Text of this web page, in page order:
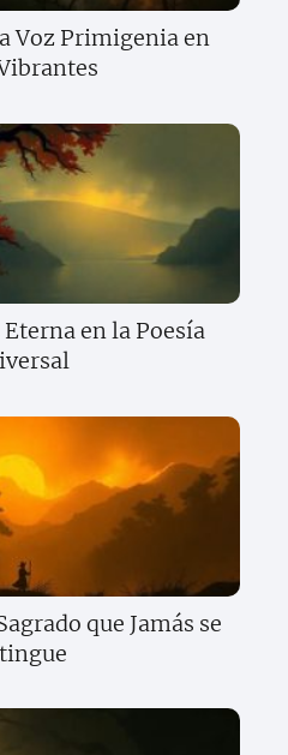
Voz Primigenia en
en la Poesía
que Jamás se